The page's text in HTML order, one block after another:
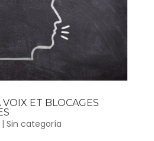
ET BLOCAGES
| Sin categoría